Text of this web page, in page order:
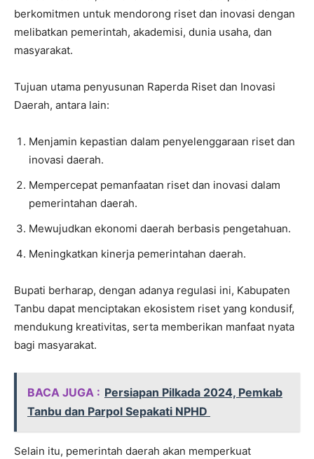
berkomitmen untuk mendorong riset dan inovasi dengan
melibatkan pemerintah, akademisi, dunia usaha, dan
masyarakat.
Tujuan utama penyusunan Raperda Riset dan Inovasi
Daerah, antara lain:
Menjamin kepastian dalam penyelenggaraan riset dan
inovasi daerah.
Mempercepat pemanfaatan riset dan inovasi dalam
pemerintahan daerah.
Mewujudkan ekonomi daerah berbasis pengetahuan.
Meningkatkan kinerja pemerintahan daerah.
Bupati berharap, dengan adanya regulasi ini, Kabupaten
Tanbu dapat menciptakan ekosistem riset yang kondusif,
mendukung kreativitas, serta memberikan manfaat nyata
bagi masyarakat.
BACA JUGA : Persiapan Pilkada 2024, Pemkab
Tanbu dan Parpol Sepakati NPHD
Selain itu, pemerintah daerah akan memperkuat